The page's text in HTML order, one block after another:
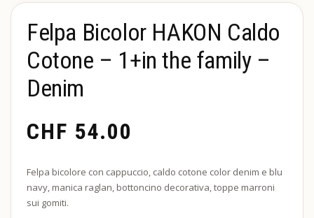
Felpa Bicolor HAKON Caldo
Cotone – 1+in the family –
Denim
CHF 54.00
Felpa bicolore con cappuccio, caldo cotone color denim e blu
navy, manica raglan, bottoncino decorativa, toppe marroni
sui gomiti.